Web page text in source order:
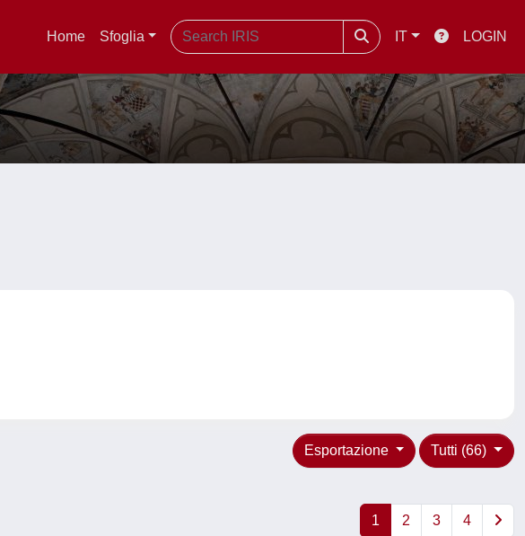
Home Sfoglia IT LOGIN
Tutti (66)
Esportazione
1 2 3 4